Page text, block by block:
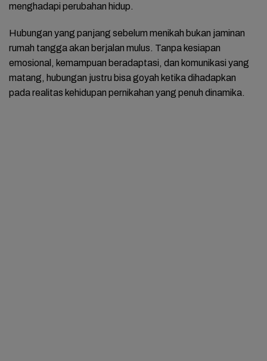
menghadapi perubahan hidup.
Hubungan yang panjang sebelum menikah bukan jaminan
rumah tangga akan berjalan mulus. Tanpa kesiapan
emosional, kemampuan beradaptasi, dan komunikasi yang
matang, hubungan justru bisa goyah ketika dihadapkan
pada realitas kehidupan pernikahan yang penuh dinamika.